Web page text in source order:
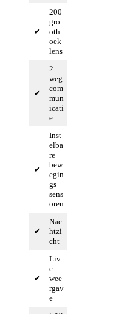
✔
200
gro
oth
oek
lens
✔
2
weg
com
mun
icati
e
✔
Inst
elba
re
bew
egin
gs
sens
oren
✔
Nac
htzi
cht
✔
Liv
e
wee
rgav
e